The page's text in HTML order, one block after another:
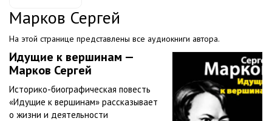
Марков Сергей
На этой странице представлены все аудиокниги автора.
Идущие к вершинам —
Марков Сергей
Историко-биографическая повесть
«Идущие к вершинам» рассказывает
о жизни и деятельности